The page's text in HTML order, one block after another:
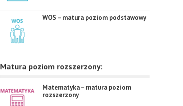
WOS – matura poziom podstawowy
Matura poziom rozszerzony:
Matematyka – matura poziom
rozszerzony